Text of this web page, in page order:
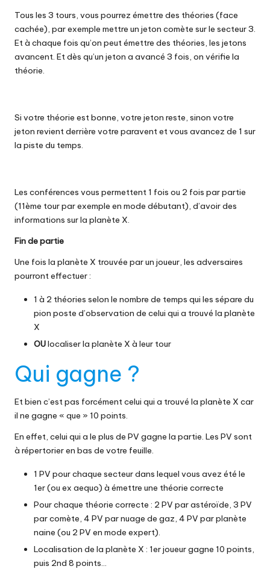
Tous les 3 tours, vous pourrez émettre des théories (face
cachée), par exemple mettre un jeton comète sur le secteur 3.
Et à chaque fois qu’on peut émettre des théories, les jetons
avancent. Et dès qu’un jeton a avancé 3 fois, on vérifie la
théorie.
Si votre théorie est bonne, votre jeton reste, sinon votre
jeton revient derrière votre paravent et vous avancez de 1 sur
la piste du temps.
Les conférences vous permettent 1 fois ou 2 fois par partie
(11ème tour par exemple en mode débutant), d’avoir des
informations sur la planète X.
Fin de partie
Une fois la planète X trouvée par un joueur, les adversaires
pourront effectuer :
1 à 2 théories selon le nombre de temps qui les sépare du
pion poste d’observation de celui qui a trouvé la planète
X
OUlocaliser la planète X à leur tour
Qui gagne ?
Et bien c’est pas forcément celui qui a trouvé la planète X car
il ne gagne « que » 10 points.
En effet, celui qui a le plus de PV gagne la partie. Les PV sont
à répertorier en bas de votre feuille.
1 PV pour chaque secteur dans lequel vous avez été le
1er (ou ex aequo) à émettre une théorie correcte
Pour chaque théorie correcte : 2 PV par astéroïde, 3 PV
par comète, 4 PV par nuage de gaz, 4 PV par planète
naine (ou 2 PV en mode expert).
Localisation de la planète X : 1er joueur gagne 10 points,
puis 2nd 8 points…